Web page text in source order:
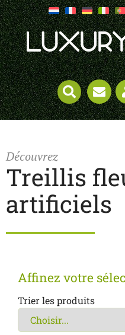
Découvrez
Treillis
artificiels
Affinez votre
Trier les produits